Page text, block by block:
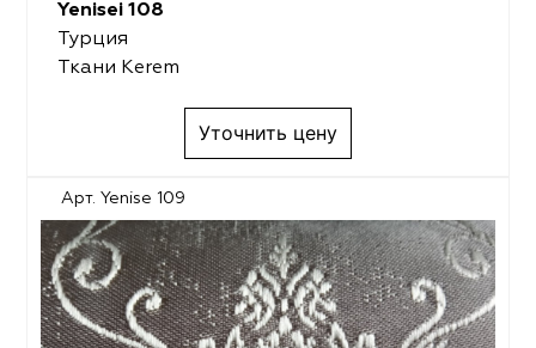
Yenisei 108
Турция
Ткани Kerem
Уточнить цену
Арт. Yenise 109